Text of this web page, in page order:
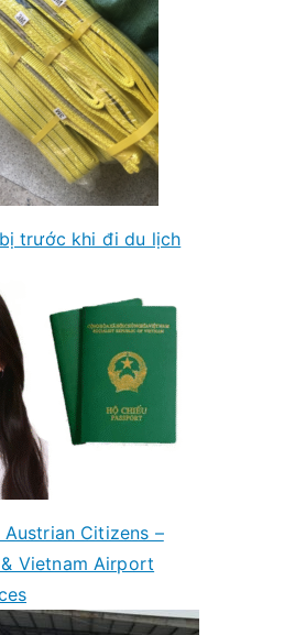
trước khi đi du lịch
Citizens –
Vietnam Airport